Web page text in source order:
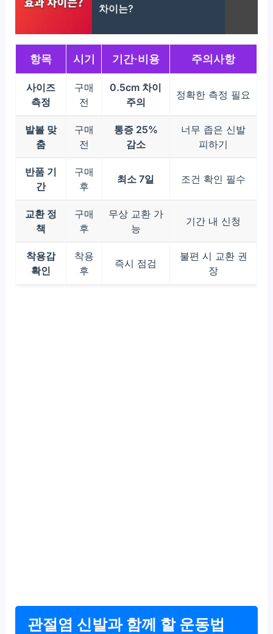
차이는?
항목 시기 기간·비용 주의사항
사이즈
측정
구매
전
0.5cm 차이
주의
정확한 측정 필요
발볼 맞
춤
구매
전
통증 25%
감소
너무 좁은 신발
피하기
반품 기
간
구매
후
최소 7일 조건 확인 필수
교환 정
책
구매
후
무상 교환 가
능
기간 내 신청
착용감
확인
착용
후
즉시 점검
불편 시 교환 권
장
관절염 신발과 함께 할 운동법